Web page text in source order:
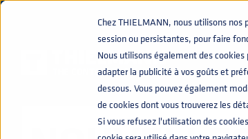
Chez THIELMANN, nous utilisons
session ou persistantes, pour faire
Nous utilisons également des
adapter la publicité à vos goûts et
dessous. Vous pouvez également
de cookies dont vous trouverez les
Si vous refusez l'utilisation des